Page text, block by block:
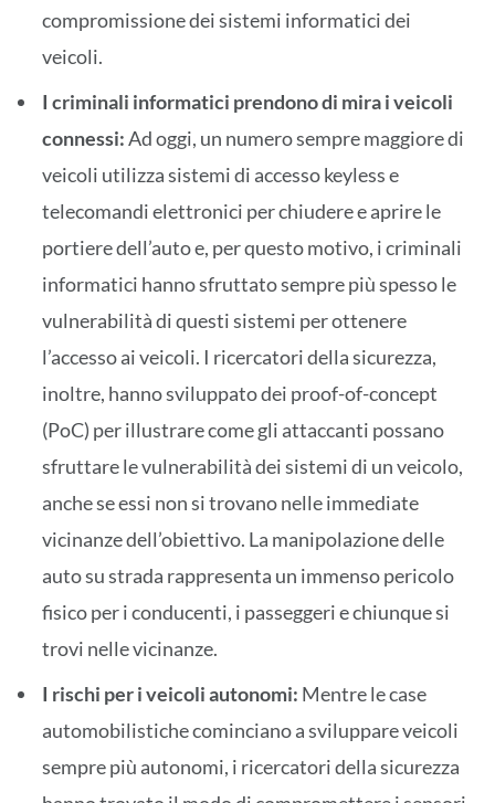
compromissione dei sistemi informatici dei
veicoli.
I criminali informatici prendono di mira i veicoli
connessi:Ad oggi, un numero sempre maggiore di
veicoli utilizza sistemi di accesso keyless e
telecomandi elettronici per chiudere e aprire le
portiere dell’auto e, per questo motivo, i criminali
informatici hanno sfruttato sempre più spesso le
vulnerabilità di questi sistemi per ottenere
l’accesso ai veicoli. I ricercatori della sicurezza,
inoltre, hanno sviluppato dei proof-of-concept
(PoC) per illustrare come gli attaccanti possano
sfruttare le vulnerabilità dei sistemi di un veicolo,
anche se essi non si trovano nelle immediate
vicinanze dell’obiettivo. La manipolazione delle
auto su strada rappresenta un immenso pericolo
fisico per i conducenti, i passeggeri e chiunque si
trovi nelle vicinanze.
I rischi per i veicoli autonomi: Mentre le case
automobilistiche cominciano a sviluppare veicoli
sempre più autonomi, i ricercatori della sicurezza